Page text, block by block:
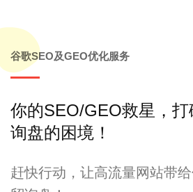
谷歌SEO及GEO优化服务
你的SEO/GEO救星，
询盘的困境！
赶快行动，让高流量网站带